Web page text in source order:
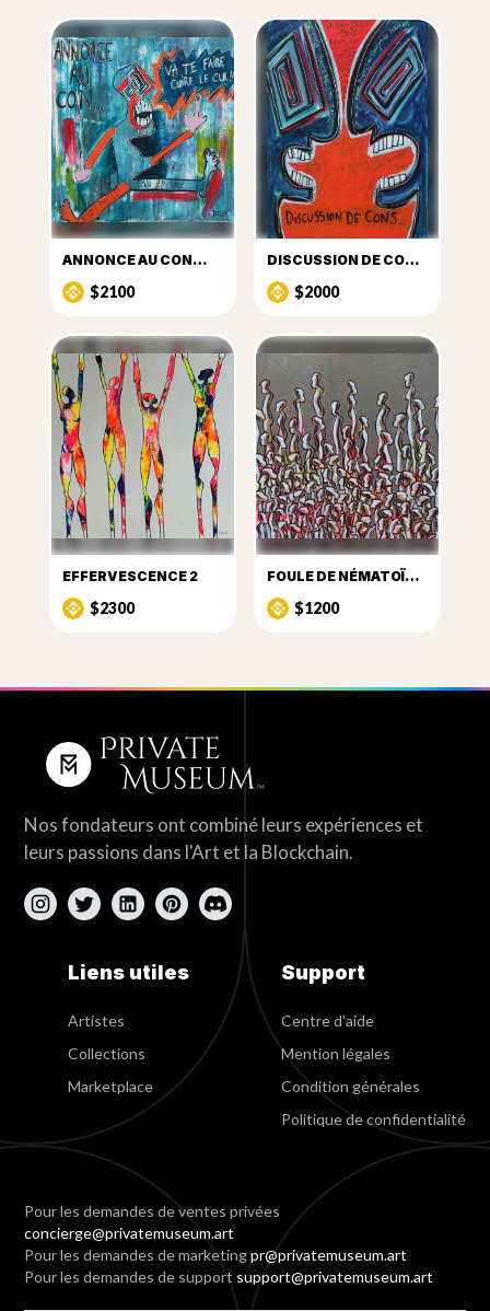
ANNONCE AU CON…
$2100
DISCUSSION DE CON …
$2000
EFFERVESCENCE 2
$2300
FOULE DE NÉMATOÏDES 8
$1200
Nos fondateurs ont combiné leurs expériences et
leurs passions dans l'Art et la Blockchain.
Liens utiles
Artistes
Collections
Marketplace
Support
Centre d'aide
Mention légales
Condition générales
Politique de confidentialité
Pour les demandes de ventes privées
concierge@privatemuseum.art
Pour les demandes de marketingpr@privatemuseum.art
Pour les demandes de support support@privatemuseum.art